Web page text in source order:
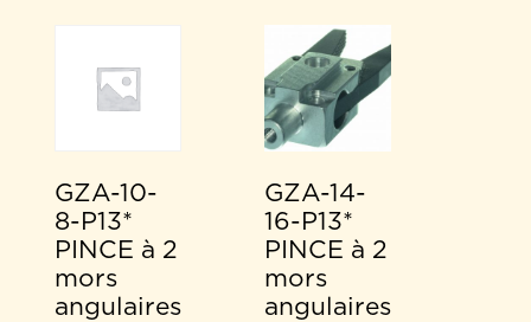
GZA-10-
8-P13*
PINCE à 2
mors
angulaires
GZA-14-
16-P13*
PINCE à 2
mors
angulaires